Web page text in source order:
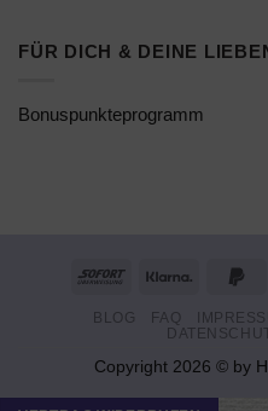
FÜR DICH & DEINE
Bonuspunkteprogramm
Sofort Klarna
BLOG FAQ
Copyright 2026 © by